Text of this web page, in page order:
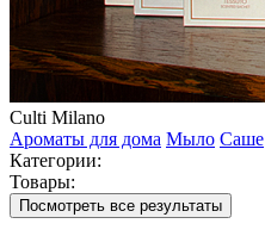
Culti Milano
Ароматы для дома Мыло Саше
Категории:
Товары:
Посмотреть все результаты